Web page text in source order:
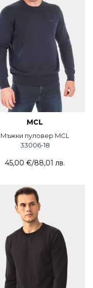
MCL
Мъжки пуловер MCL
33006-18
45,00 €/88,01 лв.